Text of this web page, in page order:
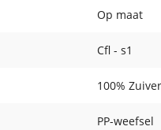
Op maat
Cfl - s1
100%
PP-weefsel